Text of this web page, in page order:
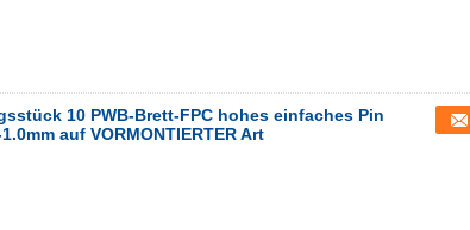
10 PWB-Brett-FPC hohes einfaches Pin
auf VORMONTIERTER Art